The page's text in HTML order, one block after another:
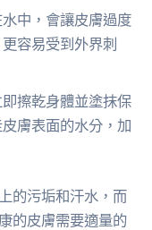
中，會讓皮膚過度
容易受到外界刺
擦乾身體並塗抹保
膚表面的水分，加
的污垢和汗水，而
的皮膚需要適量的